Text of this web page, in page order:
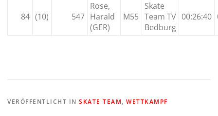
84 (10) 547
Rose,
Harald
(GER)
M55
Skate
Team TV
Bedburg
00:26:40
VERÖFFENTLICHT IN SKATE TEAM, WETTKAMPF